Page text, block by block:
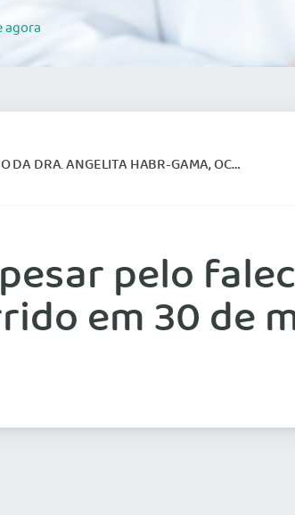
agora
HABR-GAMA, OCORRIDO EM 30 DE MAIO
pelo
em 30 de